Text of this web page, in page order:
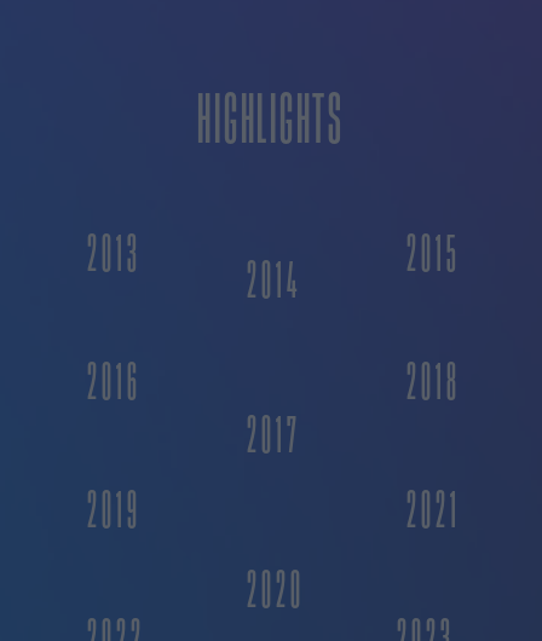
HIGHLIGHTS
2013 2014
2015
2016
2017
2018
2019
2020
2021